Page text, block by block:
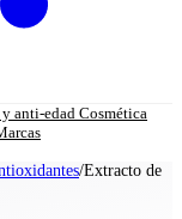
anti-edad Cosmética
/Extracto de